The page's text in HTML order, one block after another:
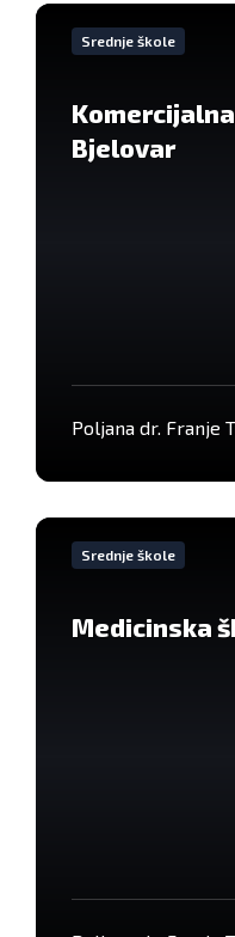
Srednje škole
Bjelovar
Poljana dr. Franje
VIše
informacija
Srednje škole
Medicinska
VIše
informacija